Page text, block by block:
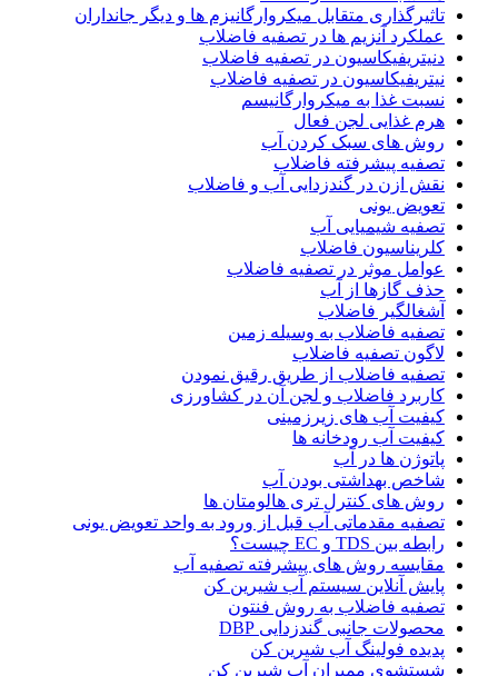
تاثیرگذاری متقابل میکروارگانیزم ها و دیگر جانداران
عملکرد آنزیم ها در تصفیه فاضلاب
دنیتریفیکاسیون در تصفیه فاضلاب
نیتریفیکاسیون در تصفیه فاضلاب
نسبت غذا به میکروارگانیسم
هرم غذایی لجن فعال
روش های سبک کردن آب
تصفیه پیشرفته فاضلاب
نقش ازن در گندزدایی آب و فاضلاب
تعویض یونی
تصفیه شیمیایی آب
کلریناسیون فاضلاب
عوامل موثر در تصفیه فاضلاب
حذف گازها از آب
آشغالگیر فاضلاب
تصفیه فاضلاب به وسیله زمین
لاگون تصفیه فاضلاب
تصفیه فاضلاب از طریق رقیق نمودن
کاربرد فاضلاب و لجن آن در کشاورزی
کیفیت آب های زیرزمینی
کیفیت آب رودخانه ها
پاتوژن ها در آب
شاخص بهداشتی بودن آب
روش های کنترل تری هالومتان ها
تصفیه مقدماتی آب قبل از ورود به واحد تعویض یونی
رابطه بین TDS و EC چیست؟
مقایسه روش های پیشرفته تصفیه آب
پایش آنلاین سیستم آب شیرین کن
تصفیه فاضلاب به روش فنتون
محصولات جانبی گندزدایی DBP
پدیده فولینگ آب شیرین کن
شستشوی ممبران آب شیرین کن